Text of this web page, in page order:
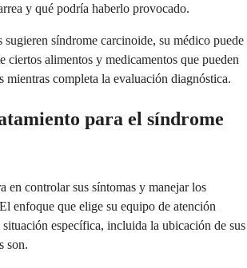
y qué podría haberlo provocado.
sugieren síndrome carcinoide, su médico puede
ciertos alimentos y medicamentos que pueden
mientras completa la evaluación diagnóstica.
para el síndrome
en controlar sus síntomas y manejar los
enfoque que elige su equipo de atención
situación específica, incluida la ubicación de sus
son.